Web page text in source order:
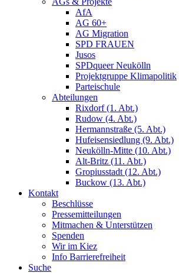
AfA
AG 60+
AG Migration
SPD FRAUEN
Jusos
SPDqueer Neukölln
Projektgruppe Klimapolitik
Parteischule
Abteilungen
Rixdorf (1. Abt.)
Rudow (4. Abt.)
Hermannstraße (5. Abt.)
Hufeisensiedlung (9. Abt.)
Neukölln-Mitte (10. Abt.)
Alt-Britz (11. Abt.)
Gropiusstadt (12. Abt.)
Buckow (13. Abt.)
Kontakt
Beschlüsse
Pressemitteilungen
Mitmachen & Unterstützen
Spenden
Wir im Kiez
Info Barrierefreiheit
Suche